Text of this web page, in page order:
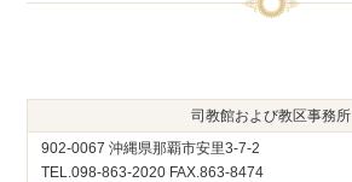
司教館および教区事務所
902-0067 沖縄県那覇市安里3-7-2
TEL.098-863-2020 FAX.863-8474